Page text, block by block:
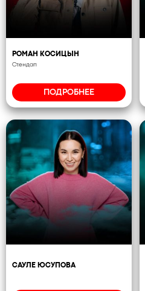
РОМАН КОСИЦЫН
Стендап
ПОДРОБНЕЕ
САУЛЕ ЮСУПОВА